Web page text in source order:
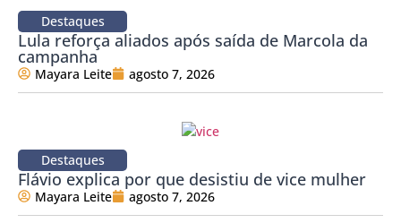
Destaques
Lula reforça aliados após saída de Marcola da
campanha
Mayara Leite agosto 7, 2026
Destaques
Flávio explica por que desistiu de vice mulher
Mayara Leite agosto 7, 2026